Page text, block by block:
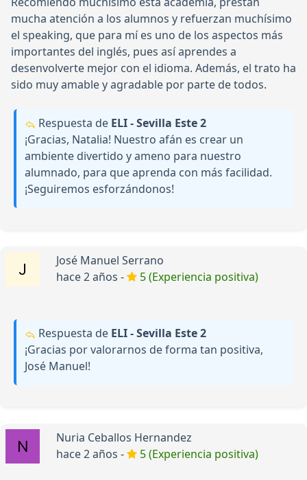
mucha atención a los alumnos y refuerzan muchísimo
el speaking, que para mí es uno de los aspectos más
importantes del inglés, pues así aprendes a
desenvolverte mejor con el idioma. Además, el trato ha
sido muy amable y agradable por parte de todos.
Respuesta de ELI - Sevilla Este 2
¡Gracias, Natalia! Nuestro afán es crear un
ambiente divertido y ameno para nuestro
alumnado, para que aprenda con más facilidad.
¡Seguiremos esforzándonos!
José Manuel Serrano
hace 2 años -
5 (Experiencia positiva)
Respuesta de ELI - Sevilla Este 2
¡Gracias por valorarnos de forma tan positiva,
José Manuel!
Nuria Ceballos Hernandez
hace 2 años -
5 (Experiencia positiva)